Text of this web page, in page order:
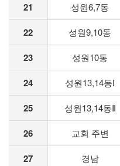
21 성원6,7동
22 성원9,10동
23
성원10동
24 성원13,14동Ⅰ
25 성원13,14동Ⅱ
26 교회 주변
27 경남